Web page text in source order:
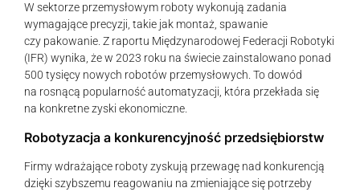
W sektorze przemysłowym roboty wykonują zadania
wymagające precyzji, takie jak montaż, spawanie
czy pakowanie. Z raportu Międzynarodowej Federacji Robotyki
(IFR) wynika, że w 2023 roku na świecie zainstalowano ponad
500 tysięcy nowych robotów przemysłowych. To dowód
na rosnącą popularność automatyzacji, która przekłada się
na konkretne zyski ekonomiczne.
Robotyzacja a konkurencyjność przedsiębiorstw
Firmy wdrażające roboty zyskują przewagę nad konkurencją
dzięki szybszemu reagowaniu na zmieniające się potrzeby